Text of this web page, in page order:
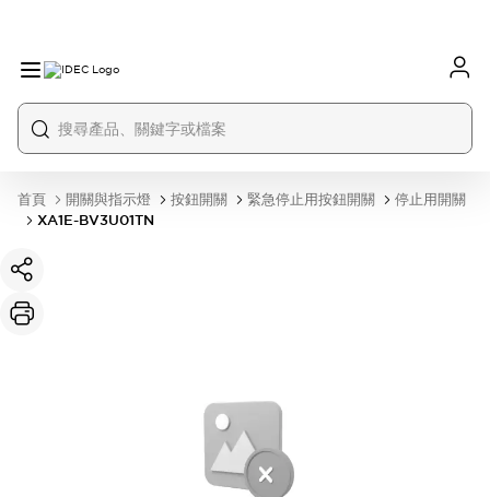
首頁 開關與指示燈 按鈕開關 緊急停止用按鈕開關
停止用開關
XA1E-BV3U01TN